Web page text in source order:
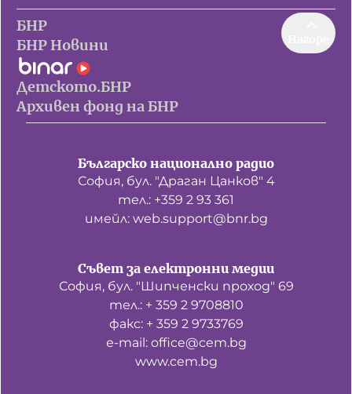
БНР
БНР Новини
Детското.БНР
Архивен фонд на БНР
Българско национално радио
София, бул. "Драган Цанков" 4
тел.: +359 2 93 361
имейл: web.support@bnr.bg
Съвет за електронни медии
София, бул. "Шипченски проход" 69
тел.: + 359 2 9708810
факс: + 359 2 9733769
е-mail: office@cem.bg
www.cem.bg